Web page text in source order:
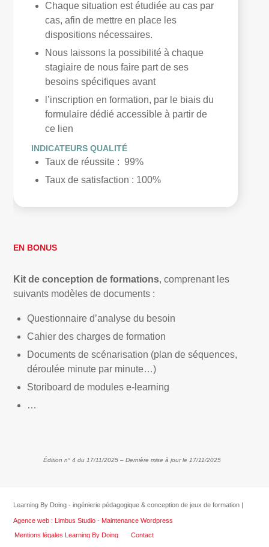
Chaque situation est étudiée au cas par
cas, afin de mettre en place les
dispositions nécessaires.
Nous laissons la possibilité à chaque
stagiaire de nous faire part de ses
besoins spécifiques avant
l’inscription en formation, par le biais du
formulaire dédié accessible à partir de
ce lien
INDICATEURS QUALITÉ
Taux de réussite :99%
Taux de satisfaction : 100%
EN BONUS
Kit de conception de formations, comprenant les
suivants modèles de documents :
Questionnaire d’analyse du besoin
Cahier des charges de formation
Documents de scénarisation (plan de séquences,
déroulée minute par minute…)
Storiboard de modules e-learning
…
Édition n° 4 du 17/11/2025 – Dernière mise à jour le 17/11/2025
Learning By Doing - ingénierie pédagogique & conception de jeux de formation |
Agence web : Limbus Studio - Maintenance Wordpress
Mentions légales Learning By Doing
Contact